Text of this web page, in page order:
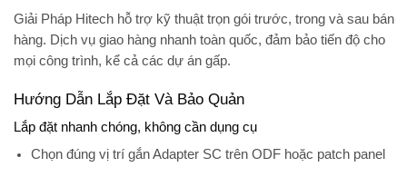
Giải Pháp Hitech hỗ trợ kỹ thuật trọn gói trước, trong và sau bán
hàng. Dịch vụ giao hàng nhanh toàn quốc, đảm bảo tiến độ cho
mọi công trình, kể cả các dự án gấp.
Hướng Dẫn Lắp Đặt Và Bảo Quản
Lắp đặt nhanh chóng, không cần dụng cụ
Chọn đúng vị trí gắn Adapter SC trên ODF hoặc patch panel